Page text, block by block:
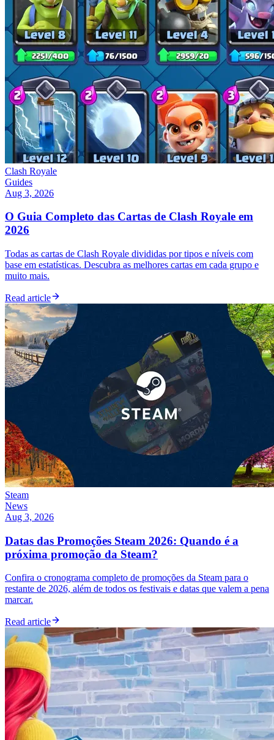
Clash Royale
Guides
Aug 3, 2026
O Guia Completo das Cartas de Clash Royale em
2026
Todas as cartas de Clash Royale divididas por tipos e níveis com
base em estatísticas. Descubra as melhores cartas em cada grupo e
muito mais.
Read article
Steam
News
Aug 3, 2026
Datas das Promoções Steam 2026: Quando é a
próxima promoção da Steam?
Confira o cronograma completo de promoções da Steam para o
restante de 2026, além de todos os festivais e datas que valem a pena
marcar.
Read article